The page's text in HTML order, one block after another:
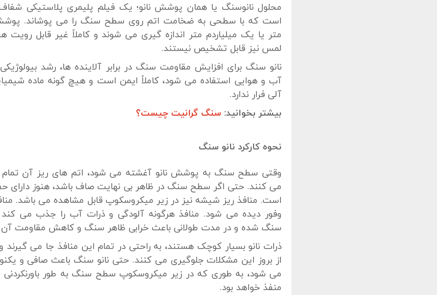
محلول نانوسنگ یا همان پوشش نانو؛ یک فیلم پلیمری پلاستیکی شفاف
است که با سطحی به ضخامت اتم روی سطح سنگ را می پوشاند. پوشش
متر یا یک میلیاردم متر اندازه گیری می شوند و کاملاً غیر قابل
لمس نیز قابل تشخیص نیستند.
نانو سنگ برای افزایش مقاومت سنگ در برابر آلاینده ها، رشد
آب و هوایی استفاده می شود، کاملاً ایمن است و هیچ گونه ماده
آلی فرار ندارد.
بیشتر بخوانید: سنگ گرانیت چیست؟
نحوه کارکرد نانو سنگ
وقتی سطح سنگ به پوشش نانو آغشته می شود، اتم های ریز آن تمام
می کنند. حتی اگر سطح سنگ در ظاهر بی نهایت صاف باشد، هنوز دارای
است. منافذ ریز شیشه نیز در زیر میکروسکوپ قابل مشاهده می باشد.
وفور دیده می شود. منافذ هرگونه آلودگی و ذرات آب را جذب می
سنگ شده و در مدت طولانی باعث خرابی ظاهر سنگ و کاهش مقاومت
ذرات نانو بسیار کوچک هستند، به راحتی در تمام این منافذ جا می گیرند
از بروز این مشکلات جلوگیری می کنند. حتی نانو سنگ باعث صافی و
می شود، به طوری که در زیر میکروسکوپ سطح سنگ به طور
منفذ خواهد بود.